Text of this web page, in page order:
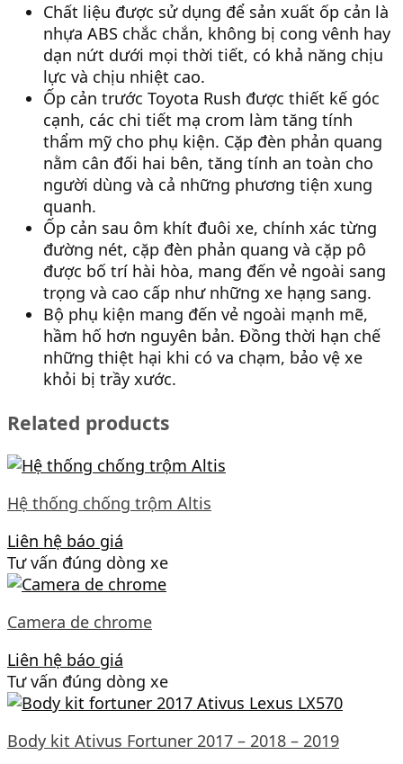
Chất liệu được sử dụng để sản xuất ốp cản là
nhựa ABS chắc chắn, không bị cong vênh hay
dạn nứt dưới mọi thời tiết, có khả năng chịu
lực và chịu nhiệt cao.
Ốp cản trước Toyota Rush được thiết kế góc
cạnh, các chi tiết mạ crom làm tăng tính
thẩm mỹ cho phụ kiện. Cặp đèn phản quang
nằm cân đối hai bên, tăng tính an toàn cho
người dùng và cả những phương tiện xung
quanh.
Ốp cản sau ôm khít đuôi xe, chính xác từng
đường nét, cặp đèn phản quang và cặp pô
được bố trí hài hòa, mang đến vẻ ngoài sang
trọng và cao cấp như những xe hạng sang.
Bộ phụ kiện mang đến vẻ ngoài mạnh mẽ,
hầm hố hơn nguyên bản. Đồng thời hạn chế
những thiệt hại khi có va chạm, bảo vệ xe
khỏi bị trầy xước.
Related products
Hệ thống chống trộm Altis
Liên hệ báo giá
Tư vấn đúng dòng xe
Camera de chrome
Liên hệ báo giá
Tư vấn đúng dòng xe
Body kit Ativus Fortuner 2017 – 2018 – 2019